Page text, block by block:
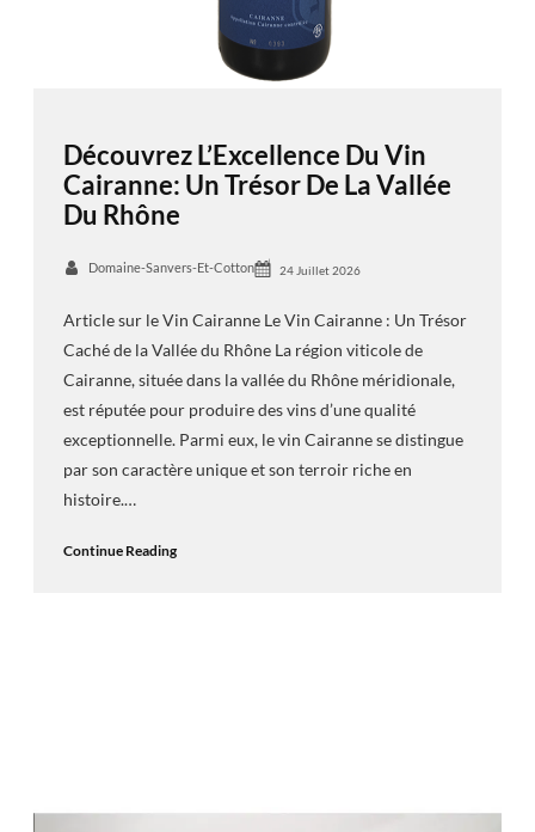
Découvrez L’Excellence Du Vin
Cairanne: Un Trésor De La Vallée
Du Rhône
Domaine-Sanvers-Et-Cotton 24 Juillet 2026
Article sur le Vin Cairanne Le Vin Cairanne : Un Trésor
Caché de la Vallée du Rhône La région viticole de
Cairanne, située dans la vallée du Rhône méridionale,
est réputée pour produire des vins d’une qualité
exceptionnelle. Parmi eux, le vin Cairanne se distingue
par son caractère unique et son terroir riche en
histoire.…
Continue Reading